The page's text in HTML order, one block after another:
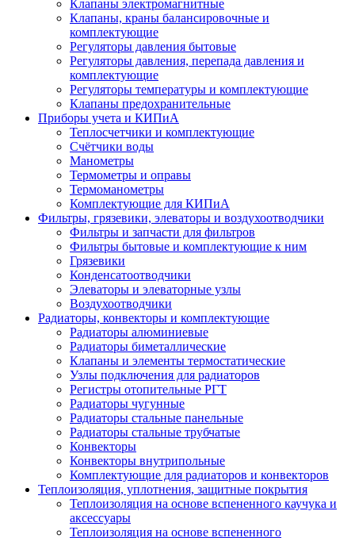
Клапаны электромагнитные
Клапаны, краны балансировочные и
комплектующие
Регуляторы давления бытовые
Регуляторы давления, перепада давления и
комплектующие
Регуляторы температуры и комплектующие
Клапаны предохранительные
Приборы учета и КИПиА
Теплосчетчики и комплектующие
Счётчики воды
Манометры
Термометры и оправы
Термоманометры
Комплектующие для КИПиА
Фильтры, грязевики, элеваторы и воздухоотводчики
Фильтры и запчасти для фильтров
Фильтры бытовые и комплектующие к ним
Грязевики
Конденсатоотводчики
Элеваторы и элеваторные узлы
Воздухоотводчики
Радиаторы, конвекторы и комплектующие
Радиаторы алюминиевые
Радиаторы биметаллические
Клапаны и элементы термостатические
Узлы подключения для радиаторов
Регистры отопительные РГТ
Радиаторы чугунные
Радиаторы стальные панельные
Радиаторы стальные трубчатые
Конвекторы
Конвекторы внутрипольные
Комплектующие для радиаторов и конвекторов
Теплоизоляция, уплотнения, защитные покрытия
Теплоизоляция на основе вспененного каучука и
аксессуары
Теплоизоляция на основе вспененного